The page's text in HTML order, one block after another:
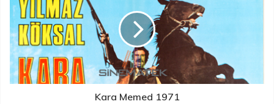
Kara Memed 1971